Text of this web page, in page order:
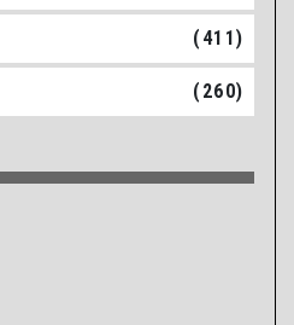
(411)
(260)